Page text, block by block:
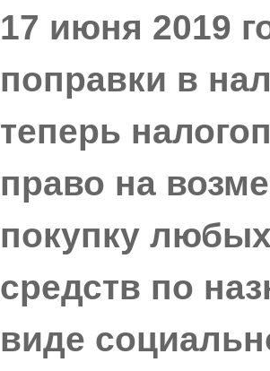
17 июня 2019
поправки в
теперь
право на
покупку
средств по
виде